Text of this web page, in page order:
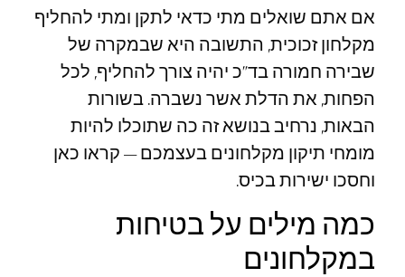
אם אתם שואלים מתי כדאי לתקן ומתי להחליף
מקלחון זכוכית, התשובה היא שבמקרה של
שבירה חמורה בד”כ יהיה צורך להחליף, לכל
הפחות, את הדלת אשר נשברה. בשורות
הבאות, נרחיב בנושא זה כה שתוכלו להיות
מומחי תיקון מקלחונים בעצמכם – קראו כאן
וחסכו ישירות בכיס.
כמה מילים על בטיחות
במקלחונים